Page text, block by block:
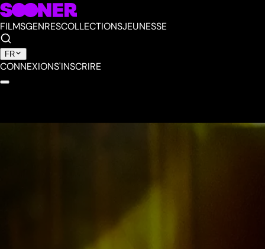
FILMSGENRESCOLLECTIONSJEUNESSE
FR
CONNEXIONS'INSCRIRE